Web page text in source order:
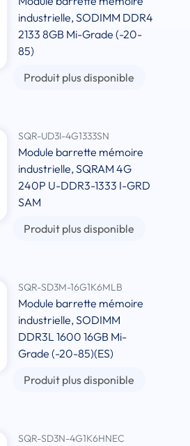
industrielle, SODIMM DDR4
2133 8GB Mi-Grade (-20-
85)
Produit plus disponible
SQR-UD3I-4G1333SN
Module barrette mémoire
industrielle, SQRAM 4G
240P U-DDR3-1333 I-GRD
SAM
Produit plus disponible
SQR-SD3M-16G1K6MLB
Module barrette mémoire
industrielle, SODIMM
DDR3L 1600 16GB Mi-
Grade (-20-85)(ES)
Produit plus disponible
SQR-SD3N-4G1K6HNEC